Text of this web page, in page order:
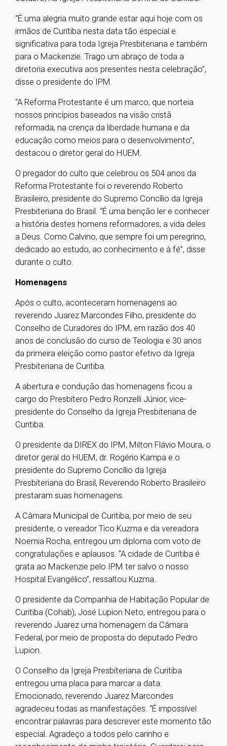
“É uma alegria muito grande estar aqui hoje com os
irmãos de Curitiba nesta data tão especial e
significativa para toda Igreja Presbiteriana e também
para o Mackenzie. Trago um abraço de toda a
diretoria executiva aos presentes nesta celebração”,
disse o presidente do IPM.
“A Reforma Protestante é um marco, que norteia
nossos princípios baseados na visão cristã
reformada, na crença da liberdade humana e da
educação como meios para o desenvolvimento”,
destacou o diretor geral do HUEM.
O pregador do culto que celebrou os 504 anos da
Reforma Protestante foi o reverendo Roberto
Brasileiro, presidente do Supremo Concílio da Igreja
Presbiteriana do Brasil. “É uma benção ler e conhecer
a história destes homens reformadores, a vida deles
a Deus. Como Calvino, que sempre foi um peregrino,
dedicado ao estudo, ao conhecimento e à fé”, disse
durante o culto.
Homenagens
Após o culto, aconteceram homenagens ao
reverendo Juarez Marcondes Filho, presidente do
Conselho de Curadores do IPM, em razão dos 40
anos de conclusão do curso de Teologia e 30 anos
da primeira eleição como pastor efetivo da Igreja
Presbiteriana de Curitiba.
A abertura e condução das homenagens ficou a
cargo do Presbítero Pedro Ronzelli Júnior, vice-
presidente do Conselho da Igreja Presbiteriana de
Curitiba.
O presidente da DIREX do IPM, Milton Flávio Moura, o
diretor geral do HUEM, dr. Rogério Kampa e o
presidente do Supremo Concílio da Igreja
Presbiteriana do Brasil, Reverendo Roberto Brasileiro
prestaram suas homenagens.
A Câmara Municipal de Curitiba, por meio de seu
presidente, o vereador Tico Kuzma e da vereadora
Noemia Rocha, entregou um diploma com voto de
congratulações e aplausos. “A cidade de Curitiba é
grata ao Mackenzie pelo IPM ter salvo o nosso
Hospital Evangélico”, ressaltou Kuzma.
O presidente da Companhia de Habitação Popular de
Curitiba (Cohab), José Lupion Neto, entregou para o
reverendo Juarez uma homenagem da Câmara
Federal, por meio de proposta do deputado Pedro
Lupion.
O Conselho da Igreja Presbiteriana de Curitiba
entregou uma placa para marcar a data.
Emocionado, reverendo Juarez Marcondes
agradeceu todas as manifestações. “É impossível
encontrar palavras para descrever este momento tão
especial. Agradeço a todos pelo carinho e